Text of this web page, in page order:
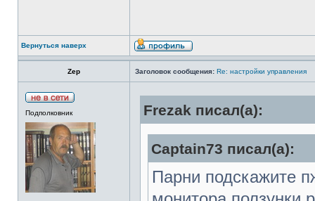
Вернуться наверх
Zep Заголовок сообщения: Re: настройки управления
Подполковник Frezak писал(а):
Captain73 писал(а):
Парни подскажите